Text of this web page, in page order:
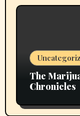
The
Chronicles